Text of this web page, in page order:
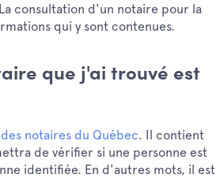
consultation d'un notaire pour la
qui y sont contenues.
que j'ai trouvé est
notaires du Québec. Il contient
de vérifier si une personne est
identifiée. En d'autres mots, il est